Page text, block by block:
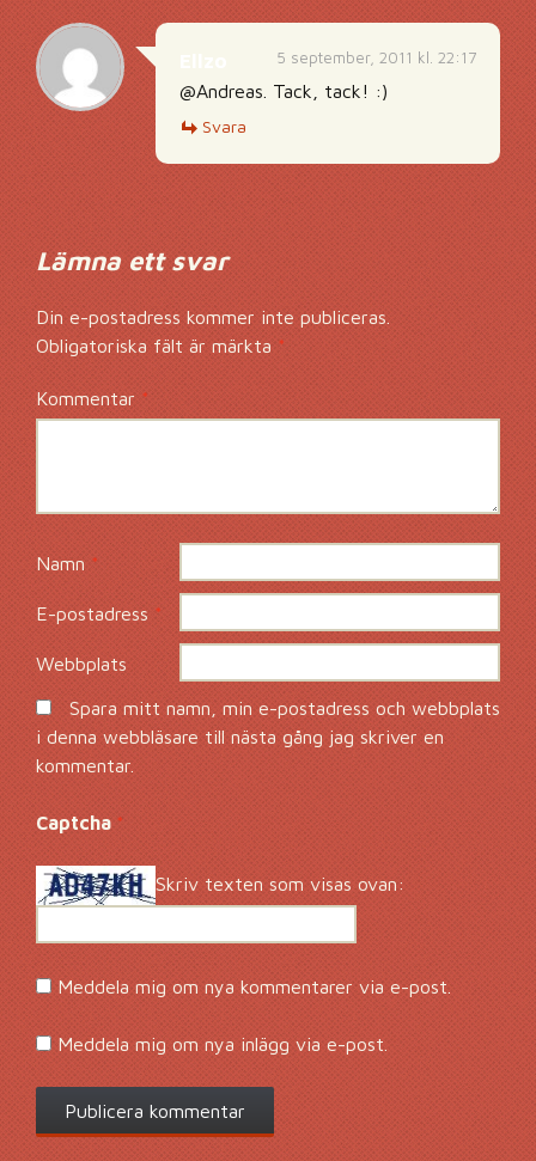
5 september, 2011 kl. 22:17
@Andreas. Tack, tack! :)
Svara
Lämna ett svar
Din e-postadress kommer inte publiceras.
Obligatoriska fält är märkta*
Kommentar *
Namn *
E-postadress *
Webbplats
Spara mitt namn, min e-postadress och webbplats
i denna webbläsare till nästa gång jag skriver en
kommentar.
Captcha*
Skriv texten som visas ovan:
Meddela mig om nya kommentarer via e-post.
Meddela mig om nya inlägg via e-post.